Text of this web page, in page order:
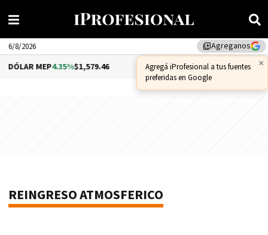
library_addAgreganos
×
Agregá iProfesional a tus fuentes
preferidas en Google
6/8/2026
DÓLAR MEP4.35%$1,579.46 DÓLAR CCL1.02%$1,575.53
REINGRESO ATMOSFERICO